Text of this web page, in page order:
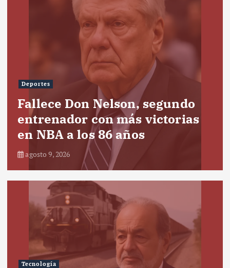
Deportes
Fallece Don Nelson, segundo
entrenador con más victorias
en NBA a los 86 años
agosto 9, 2026
Tecnología